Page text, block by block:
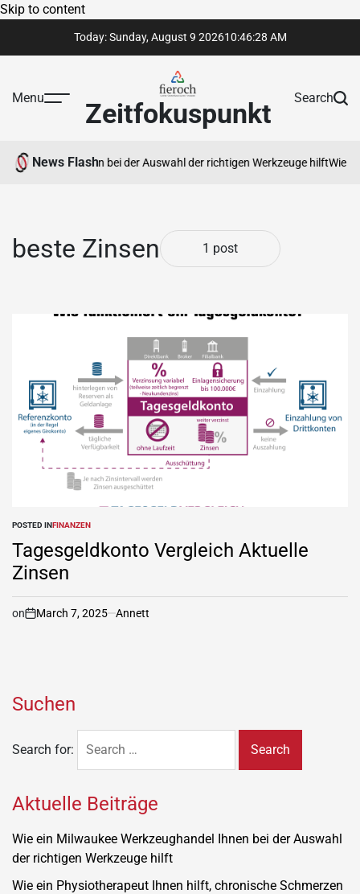
Skip to content
Today: Sunday, August 9 202610:46:28 AM
Menu Zeitfokuspunkt Search
News FlashIhnen bei der Auswahl der richtigen Werkzeuge hilftWie
beste Zinsen 1 post
POSTED INFINANZEN
Tagesgeldkonto Vergleich Aktuelle
Zinsen
on March 7, 2025 Annett
Suchen
Search for:
Aktuelle Beiträge
Wie ein Milwaukee Werkzeughandel Ihnen bei der Auswahl
der richtigen Werkzeuge hilft
Wie ein Physiotherapeut Ihnen hilft, chronische Schmerzen